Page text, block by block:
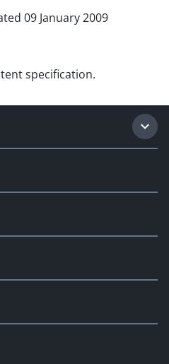
09 January 2009
specification.